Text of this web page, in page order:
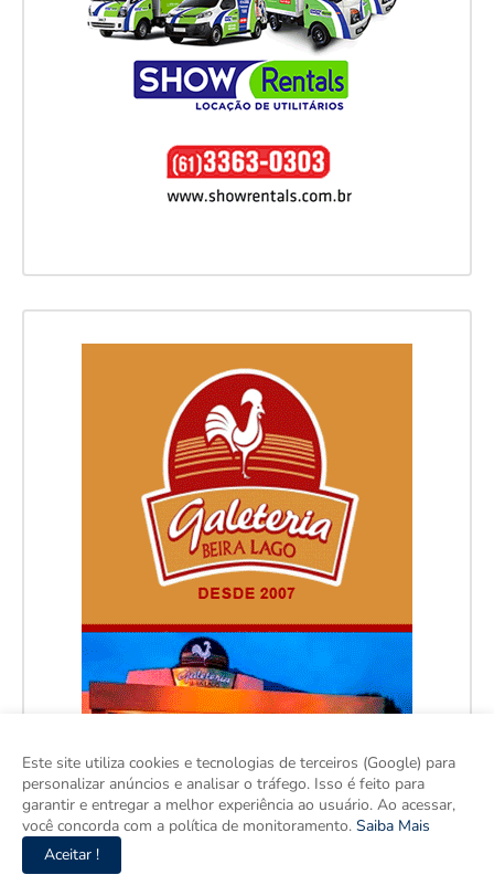
Este site utiliza cookies e tecnologias de terceiros (Google) para
personalizar anúncios e analisar o tráfego. Isso é feito para
garantir e entregar a melhor experiência ao usuário. Ao acessar,
você concorda com a política de monitoramento. Saiba Mais
Aceitar !